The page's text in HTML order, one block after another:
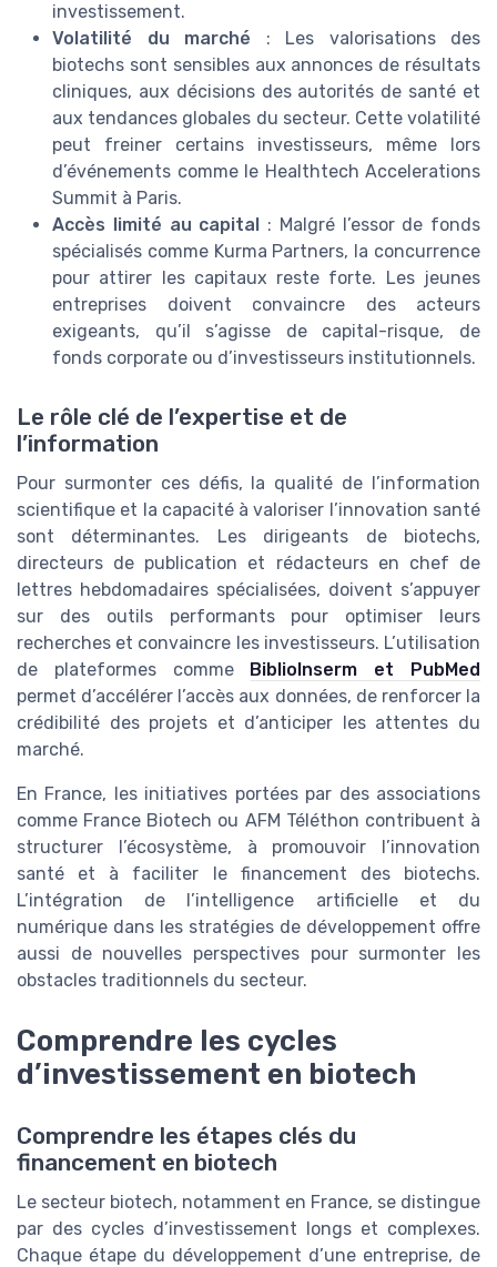
investissement.
Volatilité du marché : Les valorisations des
biotechs sont sensibles aux annonces de résultats
cliniques, aux décisions des autorités de santé et
aux tendances globales du secteur. Cette volatilité
peut freiner certains investisseurs, même lors
d’événements comme le Healthtech Accelerations
Summit à Paris.
Accès limité au capital
: Malgré l’essor de fonds
spécialisés comme Kurma Partners, la concurrence
pour attirer les capitaux reste forte. Les jeunes
entreprises doivent convaincre des acteurs
exigeants, qu’il s’agisse de capital-risque, de
fonds corporate ou d’investisseurs institutionnels.
Le rôle clé de l’expertise et de
l’information
Pour surmonter ces défis, la qualité de l’information
scientifique et la capacité à valoriser l’innovation santé
sont déterminantes. Les dirigeants de biotechs,
directeurs de publication et rédacteurs en chef de
lettres hebdomadaires spécialisées, doivent s’appuyer
sur des outils performants pour optimiser leurs
recherches et convaincre les investisseurs. L’utilisation
de plateformes comme
BiblioInserm et PubMed
permet d’accélérer l’accès aux données, de renforcer la
crédibilité des projets et d’anticiper les attentes du
marché.
En France, les initiatives portées par des associations
comme France Biotech ou AFM Téléthon contribuent à
structurer l’écosystème, à promouvoir l’innovation
santé et à faciliter le financement des biotechs.
L’intégration de l’intelligence artificielle et du
numérique dans les stratégies de développement offre
aussi de nouvelles perspectives pour surmonter les
obstacles traditionnels du secteur.
Comprendre les cycles
d’investissement en biotech
Comprendre les étapes clés du
financement en biotech
Le secteur biotech, notamment en France, se distingue
par des cycles d’investissement longs et complexes.
Chaque étape du développement d’une entreprise, de